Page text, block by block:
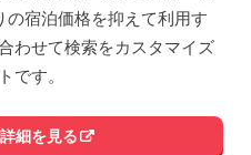
の宿泊価格を抑えて利用す
わせて検索をカスタマイズ
です。
細を見る